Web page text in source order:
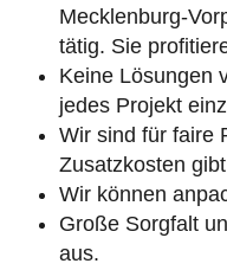
Mecklenburg-
tätig. Sie
Keine Lösungen
jedes Projekt
Wir sind für faire
Zusatzkosten
Wir können
Große Sorgfalt
aus.